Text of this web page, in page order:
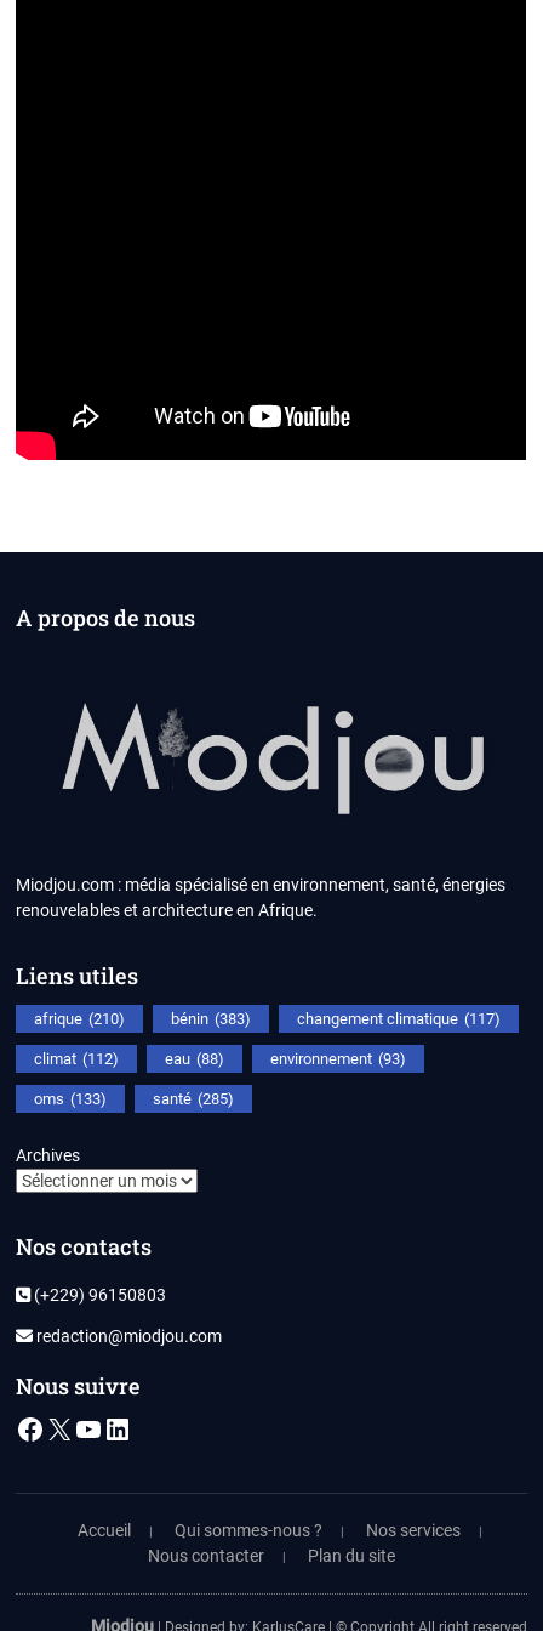
A propos de nous
Miodjou.com : média spécialisé en environnement, santé, énergies
renouvelables et architecture en Afrique.
Liens utiles
afrique (210) bénin (383) changement climatique (117)
climat (112) eau (88) environnement (93)
oms (133) santé (285)
Archives
Nos contacts
(+229) 96150803
redaction@miodjou.com
Nous suivre
Facebook
X YouTube
LinkedIn
Accueil Qui sommes-nous ?
Nos services
Nous contacter
Plan du site
Miodjou| Designed by: KarlusCare| © Copyright All right reserved